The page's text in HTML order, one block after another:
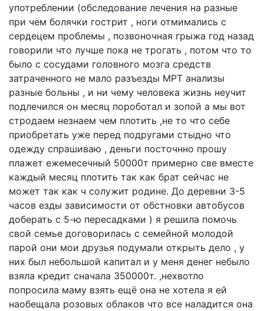
употреблении (обследование лечения на разные
при чем болячки гострит , ноги отмимались с
сердецем проблемы , позвоночная грыжа год назад
говорили что лучше пока не трогать , потом что то
было с сосудами головного мозга средств
затраченного не мало разъезды МРТ анализы
разные больны , и ни чему человека жизнь неучит
подлечился он месяц пороботал и зопой а мы вот
стродаем незнаем чем плотить ,не то что себе
приобретать уже перед подругами стыдно что
одежду спрашиваю , деньги посточнно прошу
плажет ежемесечный 50000т примерно све вместе
каждый месяц плотить так как брат сейчас не
может так как ч солужит родине. До деревни 3-5
часов езды зависимости от обстновки автобусов
доберать с 5-ю пересадками ) я решила помочь
свой семье договорилась с семейной молодой
парой они мои друзья подумали открыть дело , у
них был небольшой капитал и у меня денег небыло
взяла кредит сначала 350000т. ,нехвотло
попросила маму взять ещё она не хотела я ей
наобещала розовых облаков что все наладится она